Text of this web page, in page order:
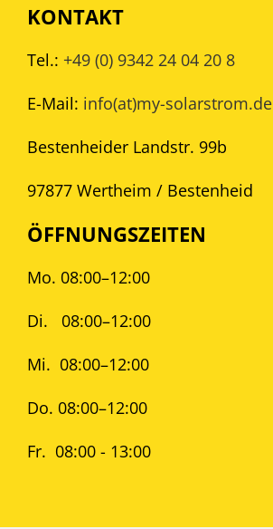
KONTAKT
Tel.: +49 (0) 9342 24 04 20 8
E-Mail: info(at)my-solarstrom.de
Bestenheider Landstr. 99b
97877 Wertheim / Bestenheid
ÖFFNUNGSZEITEN
Mo. 08:00–12:00
Di. 08:00–12:00
Mi. 08:00–12:00
Do. 08:00–12:00
Fr. 08:00 - 13:00